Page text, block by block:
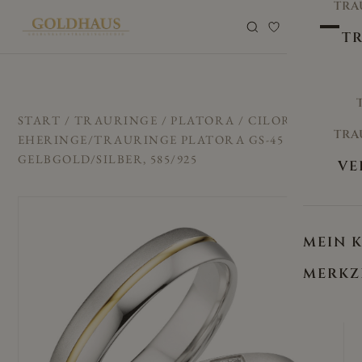
MEIN
START / TRAURINGE / PLATORA / CILOR
EHERINGE/TRAURINGE PLATORA GS-45
GELBGOLD/SILBER, 585/925